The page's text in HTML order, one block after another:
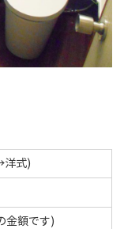
洋式)
金額です)